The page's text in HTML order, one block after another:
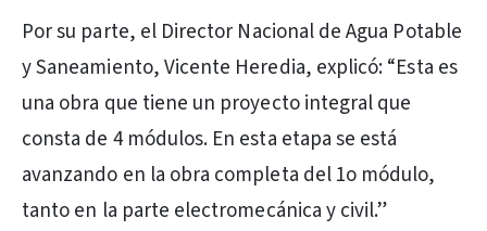
Por su parte, el Director Nacional de Agua Potable
y Saneamiento, Vicente Heredia, explicó: “Esta es
una obra que tiene un proyecto integral que
consta de 4 módulos. En esta etapa se está
avanzando en la obra completa del 1o módulo,
tanto en la parte electromecánica y civil.”